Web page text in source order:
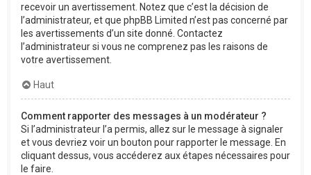
recevoir un avertissement. Notez que c’est la décision de
l’administrateur, et que phpBB Limited n’est pas concerné par
les avertissements d’un site donné. Contactez
l’administrateur si vous ne comprenez pas les raisons de
votre avertissement.
Haut
Comment rapporter des messages à un modérateur ?
Si l’administrateur l’a permis, allez sur le message à signaler
et vous devriez voir un bouton pour rapporter le message. En
cliquant dessus, vous accéderez aux étapes nécessaires pour
le faire.